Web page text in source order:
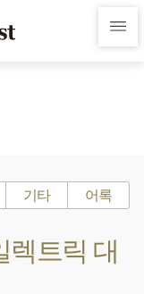
기타 어록
렉트릭 대